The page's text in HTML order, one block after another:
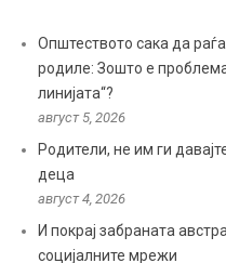
Општеството сака да
родиле: Зошто е
линијата“?
август 5, 2026
Родители, не им ги
деца
август 4, 2026
И покрај забраната
социјалните мрежи